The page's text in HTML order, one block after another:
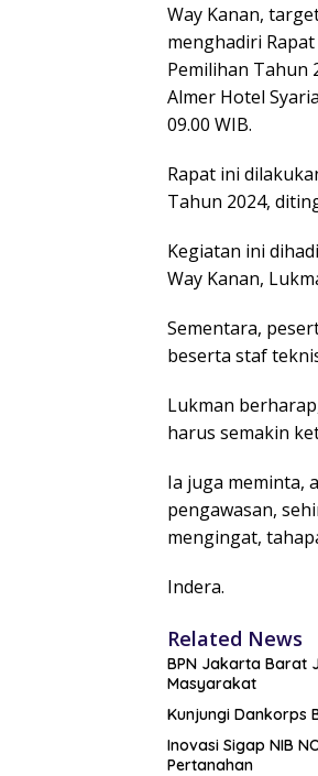
Way Kanan,
menghadiri
Pemilihan Tahun
Almer Hotel
09.00 WIB.
Rapat ini
Tahun 2024,
Kegiatan ini
Way Kanan,
Sementara,
beserta staf
Lukman
harus semakin
Ia juga meminta,
pengawasan,
mengingat,
Indera.
Related News
BPN Jakarta Barat
Masyarakat
Kunjungi Dankorps
Inovasi Sigap NIB
Pertanahan